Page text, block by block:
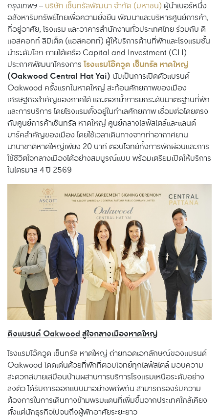
กรุงเทพฯ– บริษัท เซ็นทรัลพัฒนา จำกัด (มหาชน) ผู้นำเบอร์หนึ่ง
อสังหาริมทรัพย์ไทยเพื่อความยั่งยืน พัฒนาและบริหารศูนย์การค้า,
ที่อยู่อาศัย, โรงแรม และอาคารสำนักงานทั่วประเทศไทย ร่วมกับ ดิ
แอสคอทท์ ลิมิเต็ด (แอสคอทท์) ผู้ให้บริการด้านที่พักและโรงแรมชั้น
นำระดับโลก ภายใต้เครือ CapitaLand Investment (CLI)
ประกาศพัฒนาโครงการ โรงแรมโอ๊ควูด เซ็นทรัล หาดใหญ่
(Oakwood Central Hat Yai) นับเป็นการเปิดตัวแบรนด์
Oakwood ครั้งแรกในหาดใหญ่ สะท้อนศักยภาพของเมือง
เศรษฐกิจสำคัญของภาคใต้ และตอกย้ำการยกระดับมาตรฐานที่พัก
และการบริการ โดยโรงแรมตั้งอยู่ในทำเลศักยภาพ เชื่อมต่อโดยตรง
กับศูนย์การค้าเซ็นทรัล หาดใหญ่ ศูนย์กลางไลฟ์สไตล์และแลนด์
มาร์คสำคัญของเมือง โดยใช้เวลาเดินทางจากท่าอากาศยาน
นานาชาติหาดใหญ่เพียง 20 นาที ตอบโจทย์ทั้งการพักผ่อนและการ
ใช้ชีวิตใจกลางเมืองได้อย่างสมบูรณ์แบบ พร้อมเตรียมเปิดให้บริการ
ในไตรมาส 4 ปี 2569
ดึงแบรนด์ Oakwood สู่ใจกลางเมืองหาดใหญ่
โรงแรมโอ๊ควูด เซ็นทรัล หาดใหญ่ ถ่ายทอดเอกลักษณ์ของแบรนด์
Oakwood โดดเด่นด้วยที่พักที่ตอบโจทย์ทุกไลฟ์สไตล์ มอบความ
สะดวกสบายเสมือนบ้านผสานการบริการโรงแรมเหนือระดับอย่าง
ลงตัว ได้รับการออกแบบมาอย่างพิถีพิถัน สามารถรองรับความ
ต้องการในการเดินทางข้ามพรมแดนที่เพิ่มขึ้นจากประเทศใกล้เคียง
ตั้งแต่นักธุรกิจไปจนถึงผู้พักอาศัยระยะยาว